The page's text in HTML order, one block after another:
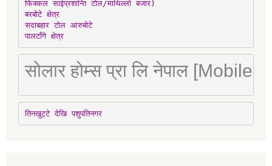
फिक्कल साईप्रशान्ति टोल/माथिल्लो बजार)
बरबोटे क्षेत्र
सदाबहार टोल आरुबोटे
पालटाँगे क्षेत्र
सोलार होम्स प्रा लि नेपाल [Mobile
तिनखुट्टे देखि पशुपतिनगर